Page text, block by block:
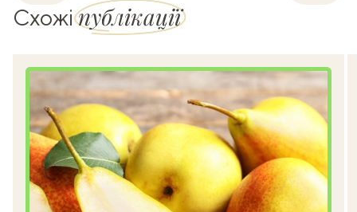
Схожіпублікації